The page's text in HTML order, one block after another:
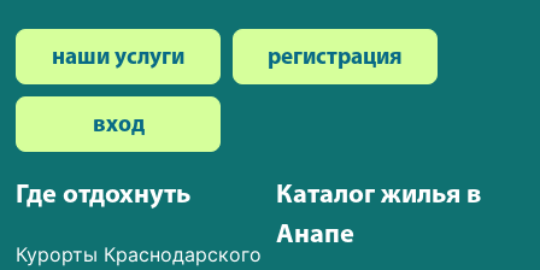
Где отдохнуть
Курорты Краснодарского
Каталог жилья в
Анапе
наши услуги регистрация
вход